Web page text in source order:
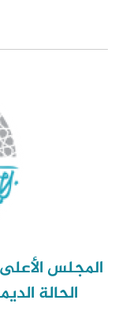
المجلس
الحالة